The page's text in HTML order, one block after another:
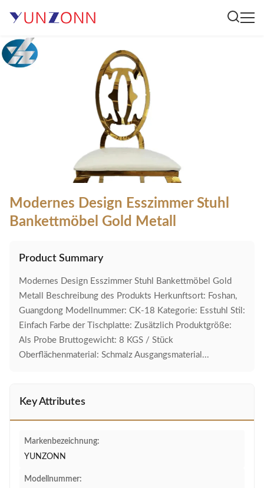
Modernes Design Esszimmer Stuhl
Bankettmöbel Gold Metall
Product Summary
Modernes Design Esszimmer Stuhl Bankettmöbel Gold
Metall Beschreibung des Produkts Herkunftsort: Foshan,
Guangdong Modellnummer: CK-18 Kategorie: Esstuhl Stil:
Einfach Farbe der Tischplatte: Zusätzlich Produktgröße:
Als Probe Bruttogewicht: 8 KGS / Stück
Oberflächenmaterial: Schmalz Ausgangsmaterial...
Key Attributes
Markenbezeichnung:
YUNZONN
Modellnummer: